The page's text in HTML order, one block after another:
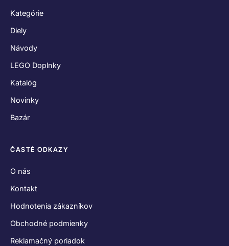
Kategórie
Diely
Návody
LEGO Doplnky
Katalóg
Novinky
Bazár
ČASTÉ ODKAZY
O nás
Kontakt
Hodnotenia zákazníkov
Obchodné podmienky
Reklamačný poriadok